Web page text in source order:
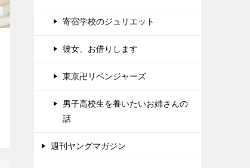
寄宿学校のジュリエット
彼女、お借りします
東京卍リベンジャーズ
男子高校生を養いたいお姉さんの
話
週刊ヤングマガジン